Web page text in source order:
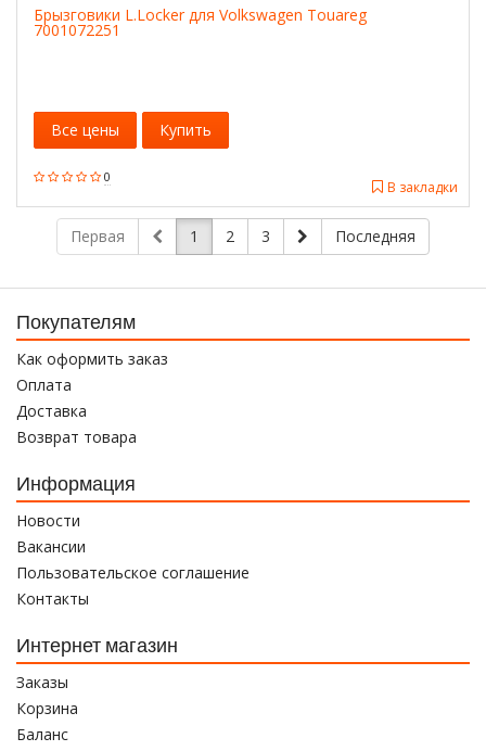
Брызговики L.Locker для Volkswagen Touareg
7001072251
0
В закладки
Все цены Купить
Первая 1 2 3 Последняя
Покупателям
Как оформить заказ
Оплата
Доставка
Возврат товара
Информация
Новости
Вакансии
Пользовательское соглашение
Контакты
Интернет магазин
Заказы
Корзина
Баланс